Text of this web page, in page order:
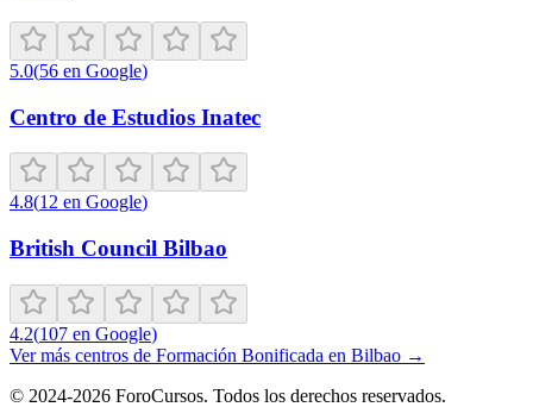
5.0(56 en Google)
Centro de Estudios Inatec
4.8(12 en Google)
British Council Bilbao
4.2(107 en Google)
Ver más centros de Formación Bonificada en Bilbao →
© 2024-2026 ForoCursos. Todos los derechos reservados.